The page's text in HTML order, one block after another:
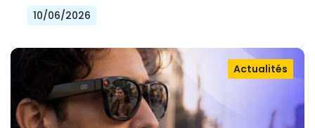
10/06/2026
Actualités